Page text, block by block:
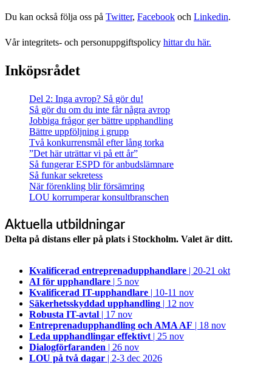
Du kan också följa oss på Twitter, Facebook och Linkedin.
Vår integritets- och personuppgiftspolicy hittar du här.
Inköpsrådet
Del 2: Inga avrop? Så gör du!
Så gör du om du inte får några avrop
Jobbiga frågor ger bättre upphandling
Bättre uppföljning i grupp
Två konkurrensmål efter lång torka
”Det här uträttar vi på ett år”
Så fungerar ESPD för anbudslämnare
Så funkar sekretess
När förenkling blir försämring
LOU korrumperar konsultbranschen
Aktuella utbildningar
Delta på distans eller på plats i Stockholm. Valet är ditt.
Kvalificerad entreprenad­upphandlare | 20-21 okt
AI för upphandlare | 5 nov
Kvalificerad IT-upphandlare | 10-11 nov
Säkerhetsskyddad upphandling | 12 nov
Robusta IT-avtal | 17 nov
Entreprenadupphandling och AMA AF | 18 nov
Leda upphandlingar effektivt | 25 nov
Dialogförfaranden | 26 nov
LOU på två dagar | 2-3 dec 2026